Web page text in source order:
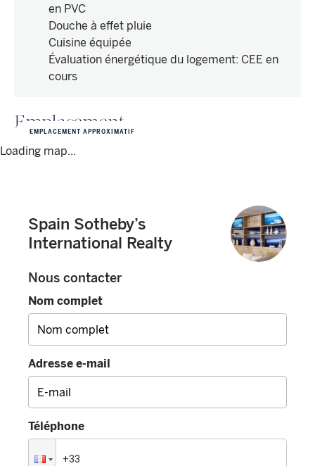
en PVC
Douche à effet pluie
Cuisine équipée
Évaluation énergétique du logement: CEE en
cours
Emplacement
Loading map...
EMPLACEMENT APPROXIMATIF
Spain Sotheby’s
International Realty
Nous contacter
Nom complet
Adresse e-mail
Téléphone